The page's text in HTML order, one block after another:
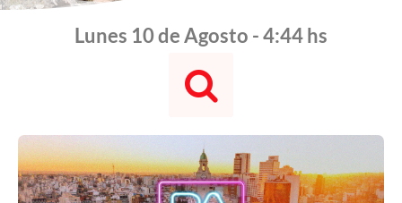
Lunes 10 de Agosto - 4:44 hs